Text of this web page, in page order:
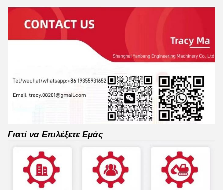
Γιατί να Επιλέξετε Εμάς